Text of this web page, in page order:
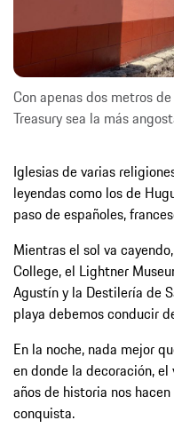
Con apenas dos metros
Treasury sea la más
Iglesias de varias
leyendas como los de
paso de españoles,
Mientras el sol va
College, el Lightner
Agustín y la Destilería de
playa debemos conducir
En la noche, nada mejor
en donde la decoración,
años de historia nos
conquista.